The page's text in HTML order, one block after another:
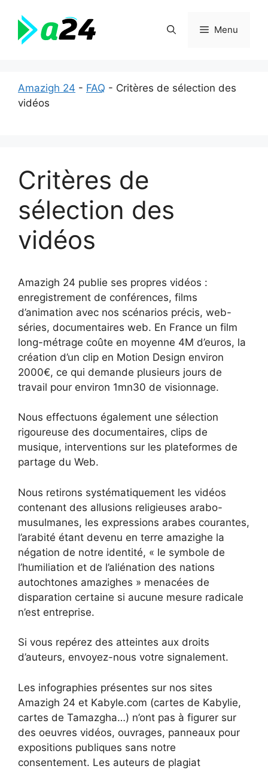
contenu
Menu
Amazigh 24 - FAQ - Critères de sélection des
vidéos
Critères de
sélection des
vidéos
Amazigh 24 publie ses propres vidéos :
enregistrement de conférences, films
d’animation avec nos scénarios précis, web-
séries, documentaires web. En France un film
long-métrage coûte en moyenne 4M d’euros, la
création d’un clip en Motion Design environ
2000€, ce qui demande plusieurs jours de
travail pour environ 1mn30 de visionnage.
Nous effectuons également une sélection
rigoureuse des documentaires, clips de
musique, interventions sur les plateformes de
partage du Web.
Nous retirons systématiquement les vidéos
contenant des allusions religieuses arabo-
musulmanes, les expressions arabes courantes,
l’arabité étant devenu en terre amazighe la
négation de notre identité, « le symbole de
l’humiliation et de l’aliénation des nations
autochtones amazighes » menacées de
disparation certaine si aucune mesure radicale
n’est entreprise.
Si vous repérez des atteintes aux droits
d’auteurs, envoyez-nous votre signalement.
Les infographies présentes sur nos sites
Amazigh 24 et Kabyle.com (cartes de Kabylie,
cartes de Tamazgha…) n’ont pas à figurer sur
des oeuvres vidéos, ouvrages, panneaux pour
expositions publiques sans notre
consentement. Les auteurs de plagiat